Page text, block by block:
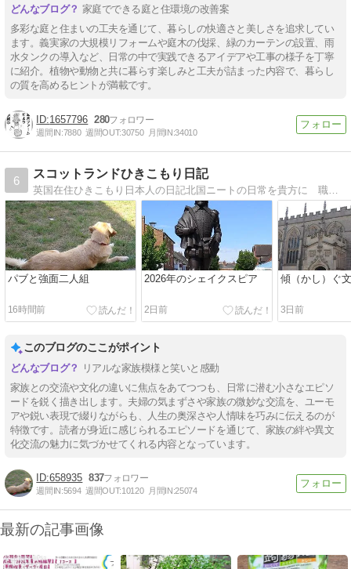
家庭でできる庭と住環境の改善案
多彩な庭と住まいの工夫を通じて、暮らしの快適さと美しさを追求してい
ます。義実家の大規模リフォームや庭木の伐採、緑のカーテンの設置、雨
水タンクの導入など、日常の中で実践できるアイデアや工事の様子を丁寧
に紹介。植物や動物と共に暮らす楽しみと工夫が詰まった内容で、暮らし
の質を高めるヒントが満載です。
1657796 280
週間IN:7880 週間OUT:30750 月間IN:34010
6
スコットランドひきこもり日記
パブと強面二人組
16時間前
2026年のシェイクスピア
2日前
傾（かし）ぐ
3日前
このブログのここがポイント
リアルな家族模様と笑いと感動
家族との交流や文化の違いに焦点をあてつつも、日常に潜む小さなエピソ
ードを鋭く描き出します。夫婦の気まずさや家族の微妙な交流を、ユーモ
アや鋭い表現で綴りながらも、人生の奥深さや人情味を巧みに伝えるのが
特徴です。読者が身近に感じられるエピソードを通じて、家族の絆や異文
化交流の魅力に気づかせてくれる内容となっています。
658935 837
週間IN:5694 週間OUT:10120 月間IN:25074
最新の記事画像